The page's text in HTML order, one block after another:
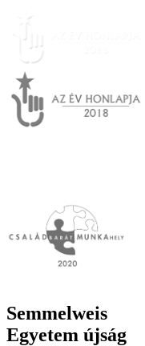
Semmelweis
Egyetem újság